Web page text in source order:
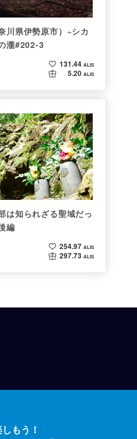
川県伊勢原市）~シカ
瀧#202-3
131.44 ALIS
5.20 ALIS
は知られざる聖域だっ
編
254.97 ALIS
297.73 ALIS
もう！